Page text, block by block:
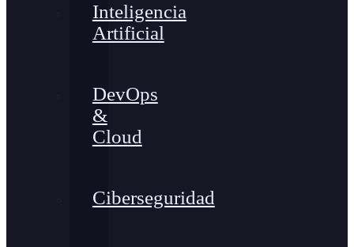
Inteligencia
Artificial
DevOps
&
Cloud
Ciberseguridad